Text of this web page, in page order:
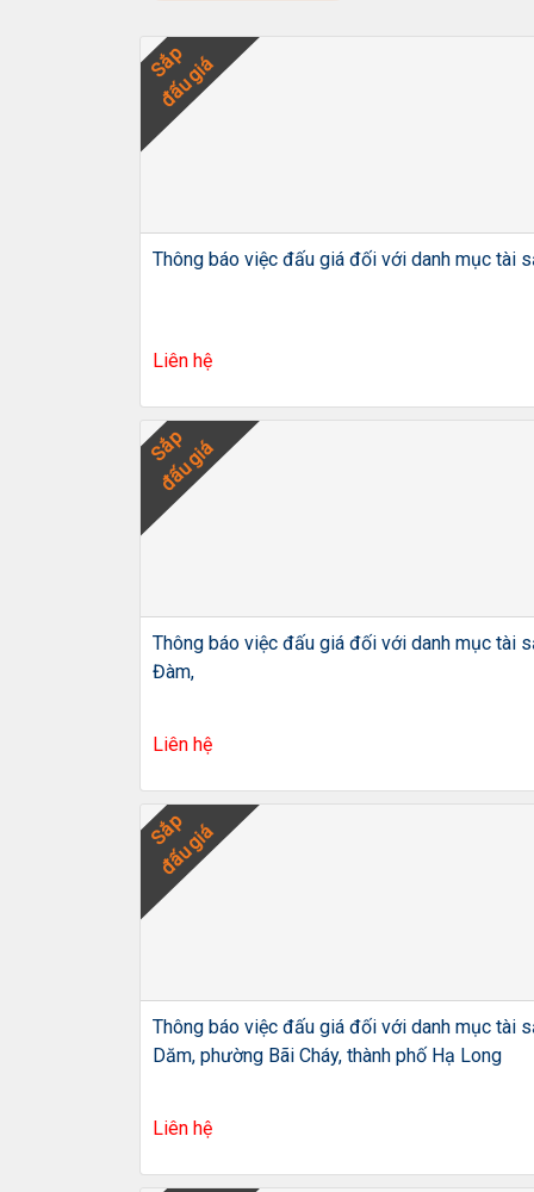
Sắp
đấu giá
Thông báo việc đấu giá đối với danh mục tài
Liên hệ
Sắp
đấu giá
Thông báo việc đấu giá đối với danh mục tài
Đàm,
Liên hệ
Sắp
đấu giá
Thông báo việc đấu giá đối với danh mục tài
Dăm, phường Bãi Cháy, thành phố Hạ Long
Liên hệ